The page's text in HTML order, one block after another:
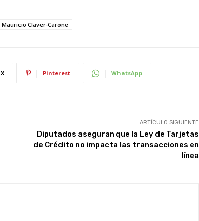
Mauricio Claver-Carone
X Pinterest WhatsApp
ARTÍCULO SIGUIENTE
Diputados aseguran que la Ley de Tarjetas
de Crédito no impacta las transacciones en
línea